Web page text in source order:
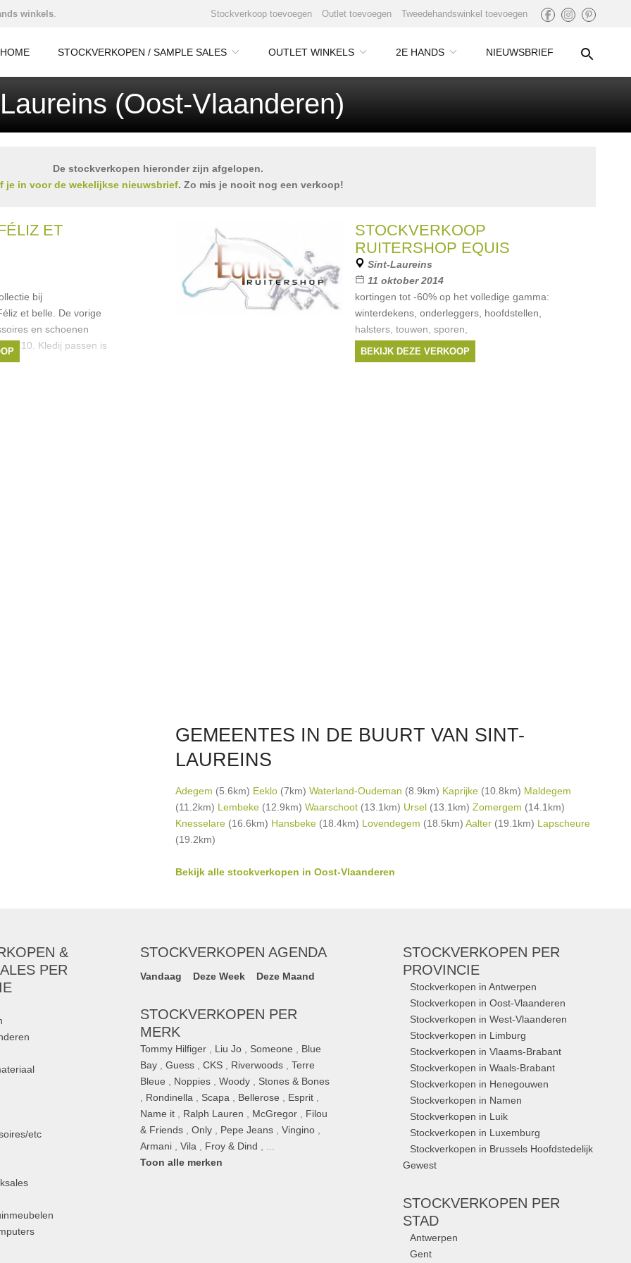
winkels. Stockverkoop toevoegen Outlet toevoegen Tweedehandswinkel toevoegen
HOME STOCKVERKOPEN / SAMPLE SALES OUTLET WINKELS 2E HANDS NIEUWSBRIEF
(Oost-Vlaanderen)
De stockverkopen hieronder zijn afgelopen.
je in voor de wekelijkse nieuwsbrief. Zo mis je nooit nog een verkoop!
ET
bij
et belle. De vorige
en schoenen
€10. Kledij passen is
STOCKVERKOOP
RUITERSHOP EQUIS
Sint-Laureins
11 oktober 2014
kortingen tot -60% op het volledige gamma:
winterdekens, onderleggers, hoofdstellen,
halsters, touwen, sporen,
verzorgingsproducten, ...
BEKIJK DEZE VERKOOP
GEMEENTES IN DE BUURT VAN SINT-
LAUREINS
Adegem (5.6km) Eeklo(7km) Waterland-Oudeman (8.9km) Kaprijke(10.8km) Maldegem
(11.2km) Lembeke(12.9km) Waarschoot(13.1km) Ursel(13.1km) Zomergem (14.1km)
Knesselare(16.6km) Hansbeke(18.4km) Lovendegem (18.5km) Aalter(19.1km) Lapscheure
(19.2km)
Bekijk alle stockverkopen in Oost-Vlaanderen
&
PER
etc
STOCKVERKOPEN AGENDA
Vandaag Deze Week Deze Maand
STOCKVERKOPEN PER
MERK
Tommy Hilfiger Liu Jo Someone
Blue
Bay ,Guess ,CKS Riverwoods ,Terre
Bleue
Noppies ,Woody
Stones & Bones
Rondinella Scapa Bellerose Esprit
Name it
Ralph Lauren McGregor
Filou
& Friends ,Only Pepe Jeans ,Vingino
Armani ,Vila Froy & Dind
Toon alle merken
STOCKVERKOPEN PER
PROVINCIE
Stockverkopen in Antwerpen
Stockverkopen in Oost-Vlaanderen
Stockverkopen in West-Vlaanderen
Stockverkopen in Limburg
Stockverkopen in Vlaams-Brabant
Stockverkopen in Waals-Brabant
Stockverkopen in Henegouwen
Stockverkopen in Namen
Stockverkopen in Luik
Stockverkopen in Luxemburg
Stockverkopen in Brussels Hoofdstedelijk
Gewest
STOCKVERKOPEN PER
STAD
Antwerpen
Gent